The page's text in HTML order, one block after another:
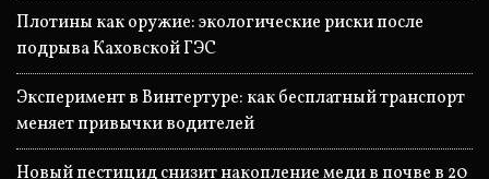
Плотины как оружие: экологические риски после
подрыва Каховской ГЭС
Эксперимент в Винтертуре: как бесплатный транспорт
меняет привычки водителей
Новый пестицид снизит накопление меди в почве в 20